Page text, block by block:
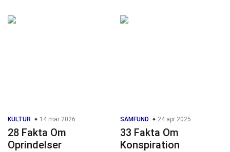
KULTUR 14 mar 2026
28 Fakta Om
Oprindelser
SAMFUND 24 apr 2025
33 Fakta Om
Konspiration